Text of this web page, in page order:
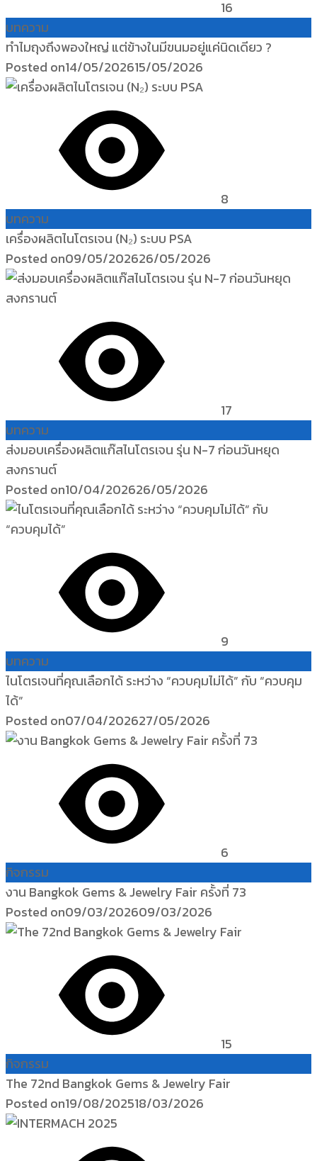
16
บทความ
ทำไมถุงถึงพองใหญ่ แต่ข้างในมีขนมอยู่แค่นิดเดียว ?
Posted on14/05/202615/05/2026
8
บทความ
เครื่องผลิตไนโตรเจน (N₂) ระบบ PSA
Posted on09/05/202626/05/2026
17
บทความ
ส่งมอบเครื่องผลิตแก๊สไนโตรเจน รุ่น N-7 ก่อนวันหยุด
สงกรานต์
Posted on10/04/202626/05/2026
9
บทความ
ไนโตรเจนที่คุณเลือกได้ ระหว่าง “ควบคุมไม่ได้” กับ “ควบคุม
ได้”
Posted on07/04/202627/05/2026
6
กิจกรรม
งาน Bangkok Gems & Jewelry Fair ครั้งที่ 73
Posted on09/03/202609/03/2026
15
กิจกรรม
The 72nd Bangkok Gems & Jewelry Fair
Posted on19/08/202518/03/2026